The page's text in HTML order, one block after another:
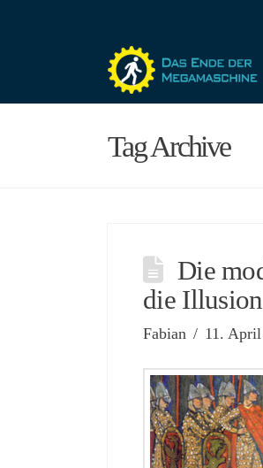
Tag Archive
Die
die
Fabian 11.